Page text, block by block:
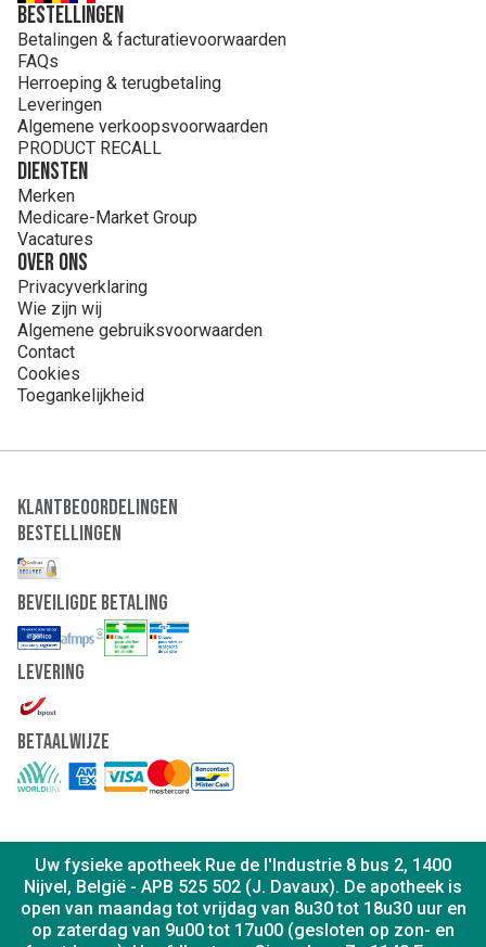
Bestellingen
Betalingen & facturatievoorwaarden
FAQs
Herroeping & terugbetaling
Leveringen
Algemene verkoopsvoorwaarden
PRODUCT RECALL
Diensten
Merken
Medicare-Market Group
Vacatures
Over ons
Privacyverklaring
Wie zijn wij
Algemene gebruiksvoorwaarden
Contact
Cookies
Toegankelijkheid
Klantbeoordelingen
Bestellingen
Beveiligde Betaling
Levering
Betaalwijze
Uw fysieke apotheek Rue de l'Industrie 8 bus 2, 1400
Nijvel, België - APB 525 502 (J. Davaux). De apotheek is
open van maandag tot vrijdag van 8u30 tot 18u30 uur en
op zaterdag van 9u00 tot 17u00 (gesloten op zon- en